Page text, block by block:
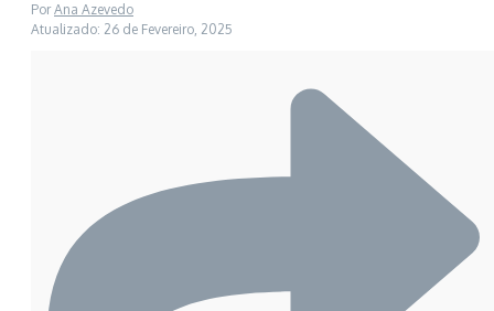
PorAna Azevedo
Atualizado: 26 de Fevereiro, 2025